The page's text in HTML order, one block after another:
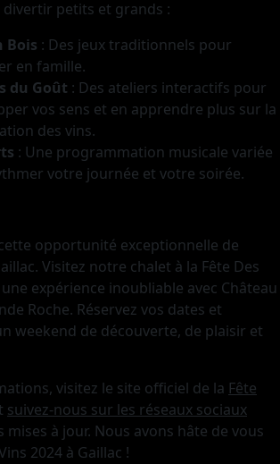
petits et grands :
Bois : Des jeux traditionnels pour
en famille.
du Goût : Des ateliers interactifs pour
vos sens et en apprendre plus sur la
des vins.
: Une programmation musicale variée
votre journée et votre soirée.
opportunité exceptionnelle de
Visitez notre chalet à la Fête Des
expérience inoubliable avec Château
Roche. Réservez vos dates et
weekend de découverte, de plaisir et
visitez le site officiel de la Fête
suivez-nous sur les réseaux sociaux
à jour. Nous avons hâte de vous
2024 à Gaillac !